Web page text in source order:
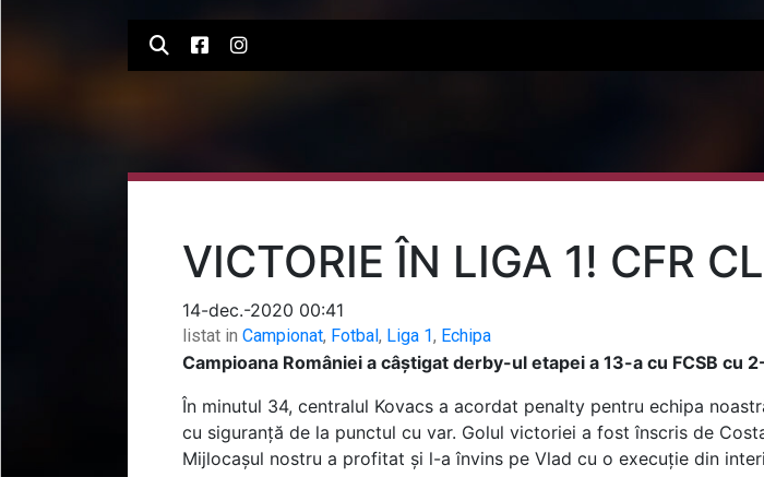
VICTORIE ÎN LIGA 1! CFR
14-dec.-2020 00:41
listat in Campionat, Fotbal , Liga 1, Echipa
Campioana României a câștigat derby-ul etapei a 13-a cu FCSB cu
În minutul 34, centralul Kovacs a acordat penalty pentru echipa
cu siguranță de la punctul cu var. Golul victoriei a fost înscris de
Mijlocașul nostru a profitat și l-a învins pe Vlad cu o execuție din